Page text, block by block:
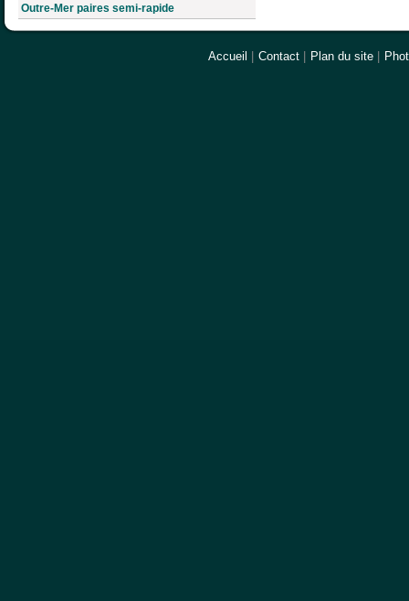
Outre-Mer paires semi-rapide
Accueil Contact Plan du site